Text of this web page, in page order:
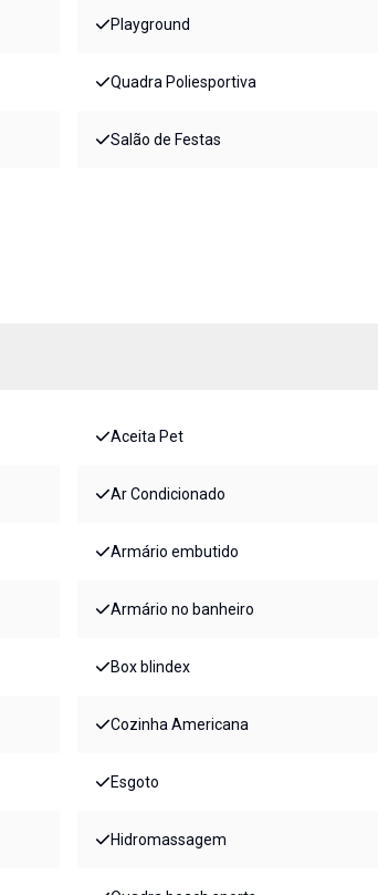
Playground
Quadra Poliesportiva
Salão de Festas
Aceita Pet
Ar Condicionado
Armário embutido
Armário no banheiro
Box blindex
Cozinha Americana
Esgoto
Hidromassagem